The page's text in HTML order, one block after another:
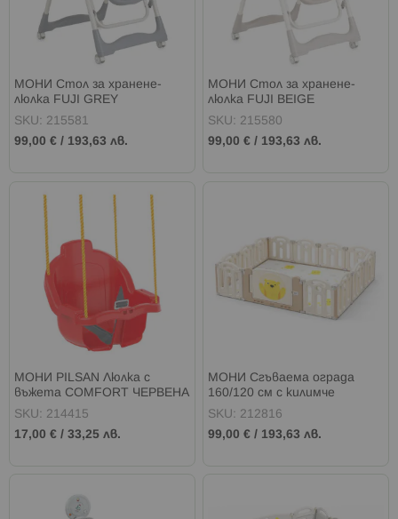
МОНИ Стол за хранене-
люлка FUJI GREY
SKU: 215581
99,00 € / 193,63 лв.
МОНИ Стол за хранене-
люлка FUJI BEIGE
SKU: 215580
99,00 € / 193,63 лв.
МОНИ PILSAN Люлка с
въжета COMFORT ЧЕРВЕНА
SKU: 214415
17,00 € / 33,25 лв.
МОНИ Сгъваема ограда
160/120 см с килимче
TEDDYLAND
SKU: 212816
99,00 € / 193,63 лв.